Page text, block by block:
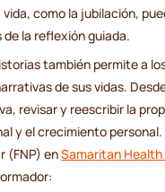
como la jubilación,
la reflexión guiada.
también permite a
de sus vidas.
revisar y reescribir la
y el crecimiento personal.
(FNP) enSamaritan Health